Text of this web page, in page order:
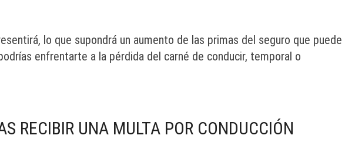
lo que supondrá un aumento de las primas del seguro que puede
enfrentarte a la pérdida del carné de conducir, temporal o
RECIBIR UNA MULTA POR CONDUCCIÓN